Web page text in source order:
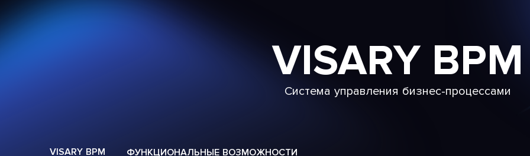
VISARY BPM
Система управления бизнес-процессами
VISARY BPM ФУНКЦИОНАЛЬНЫЕ ВОЗМОЖНОСТИ